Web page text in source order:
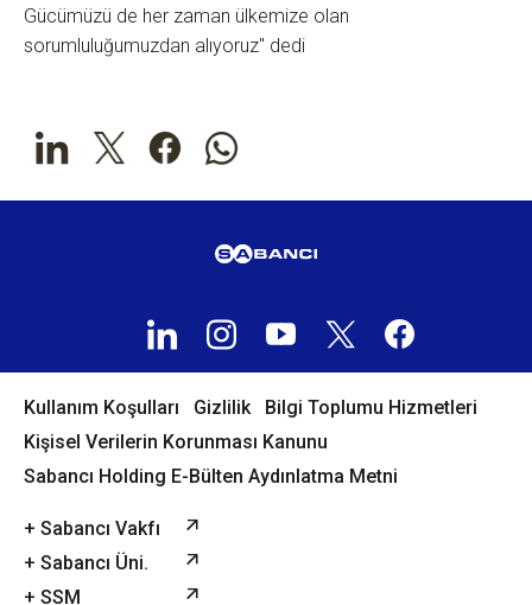
Gücümüzü de her zaman ülkemize olan
sorumluluğumuzdan alıyoruz" dedi
Kullanım Koşulları Gizlilik
Bilgi Toplumu Hizmetleri
Kişisel Verilerin Korunması Kanunu
Sabancı Holding E-Bülten Aydınlatma Metni
+ Sabancı Vakfı
+ Sabancı Üni.
+ SSM